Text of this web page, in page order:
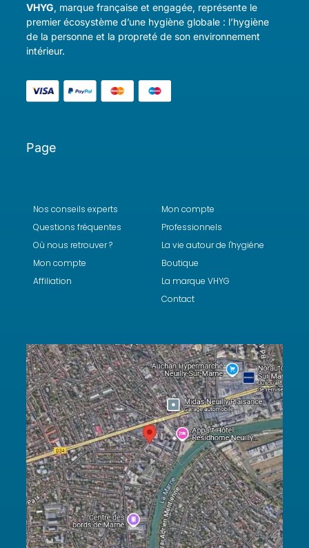
VHYG, marque française et engagée, représente le
premier écosystème d’une hygiène globale : l’hygiène
de la personne et la propreté de son environnement
intérieur.
Page
Nos conseils experts
Questions fréquentes
Où nous retrouver ?
Mon compte
Affiliation
Mon compte
Professionnels
La vie autour de l'hygiéne
Boutique
La marque VHYG
Contact